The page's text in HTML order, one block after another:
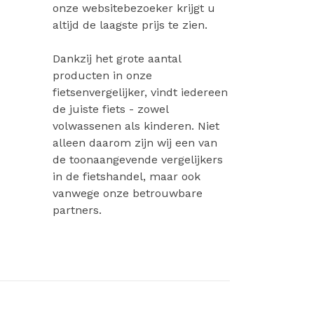
onze websitebezoeker krijgt u
altijd de laagste prijs te zien.
Dankzij het grote aantal
producten in onze
fietsenvergelijker, vindt iedereen
de juiste fiets - zowel
volwassenen als kinderen. Niet
alleen daarom zijn wij een van
de toonaangevende vergelijkers
in de fietshandel, maar ook
vanwege onze betrouwbare
partners.